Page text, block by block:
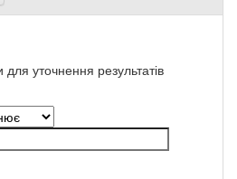
уточнення результатів